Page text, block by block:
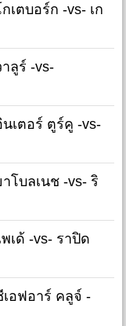
เตบอร์ก -vs- เก
ลูร์ -vs-
เตอร์ ตูร์คู -vs-
โบลเนช -vs- ริ
เด้ -vs- ราปิด
อฟอาร์ คลูจ์ -